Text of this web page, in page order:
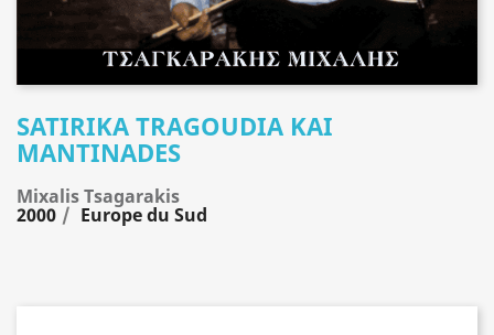
SATIRIKA TRAGOUDIA KAI
MANTINADES
Mixalis Tsagarakis
2000 Europe du Sud